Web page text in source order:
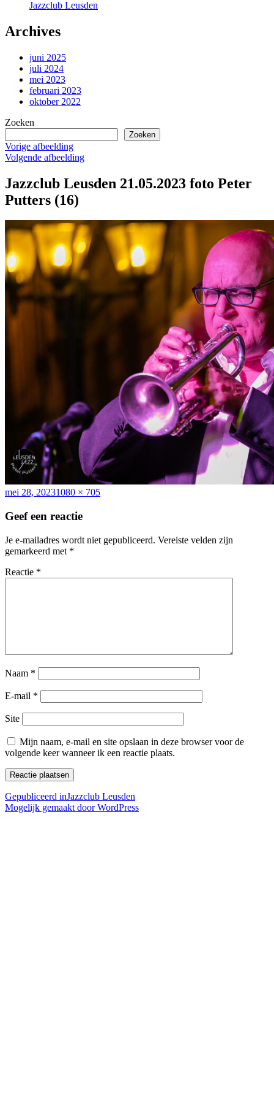
Jazzclub Leusden
Archives
juni 2025
juli 2024
mei 2023
februari 2023
oktober 2022
Zoeken
Zoeken
Vorige afbeelding
Volgende afbeelding
Jazzclub Leusden 21.05.2023 foto Peter
Putters (16)
Geplaatst
mei 28, 2023Volledige
1080 × 705
Geef een reactie
Je e-mailadres wordt niet gepubliceerd. Vereiste velden zijn
gemarkeerd met *
Reactie *
Naam *
E-mail *
Site
Mijn naam, e-mail en site opslaan in deze browser voor de
volgende keer wanneer ik een reactie plaats.
Bericht
navigatie
Gepubliceerd inJazzclub Leusden
Mogelijk gemaakt door WordPress